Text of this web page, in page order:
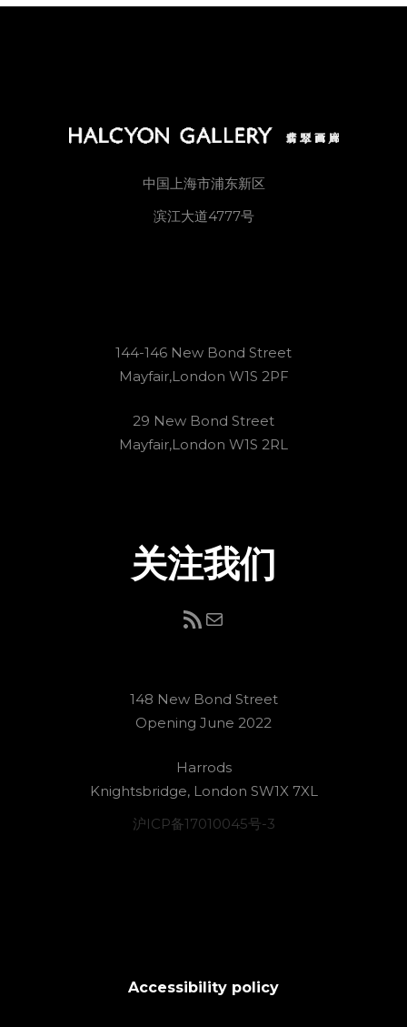
中国上海市浦东新区
滨江大道4777号
144-146 New Bond Street
Mayfair,London W1S 2PF
29 New Bond Street
Mayfair,London W1S 2RL
关注我们
RSS Feed
电子邮件
148 New Bond Street
Opening June 2022
Harrods
Knightsbridge, London SW1X 7XL
沪ICP备17010045号-3
Accessibility policy